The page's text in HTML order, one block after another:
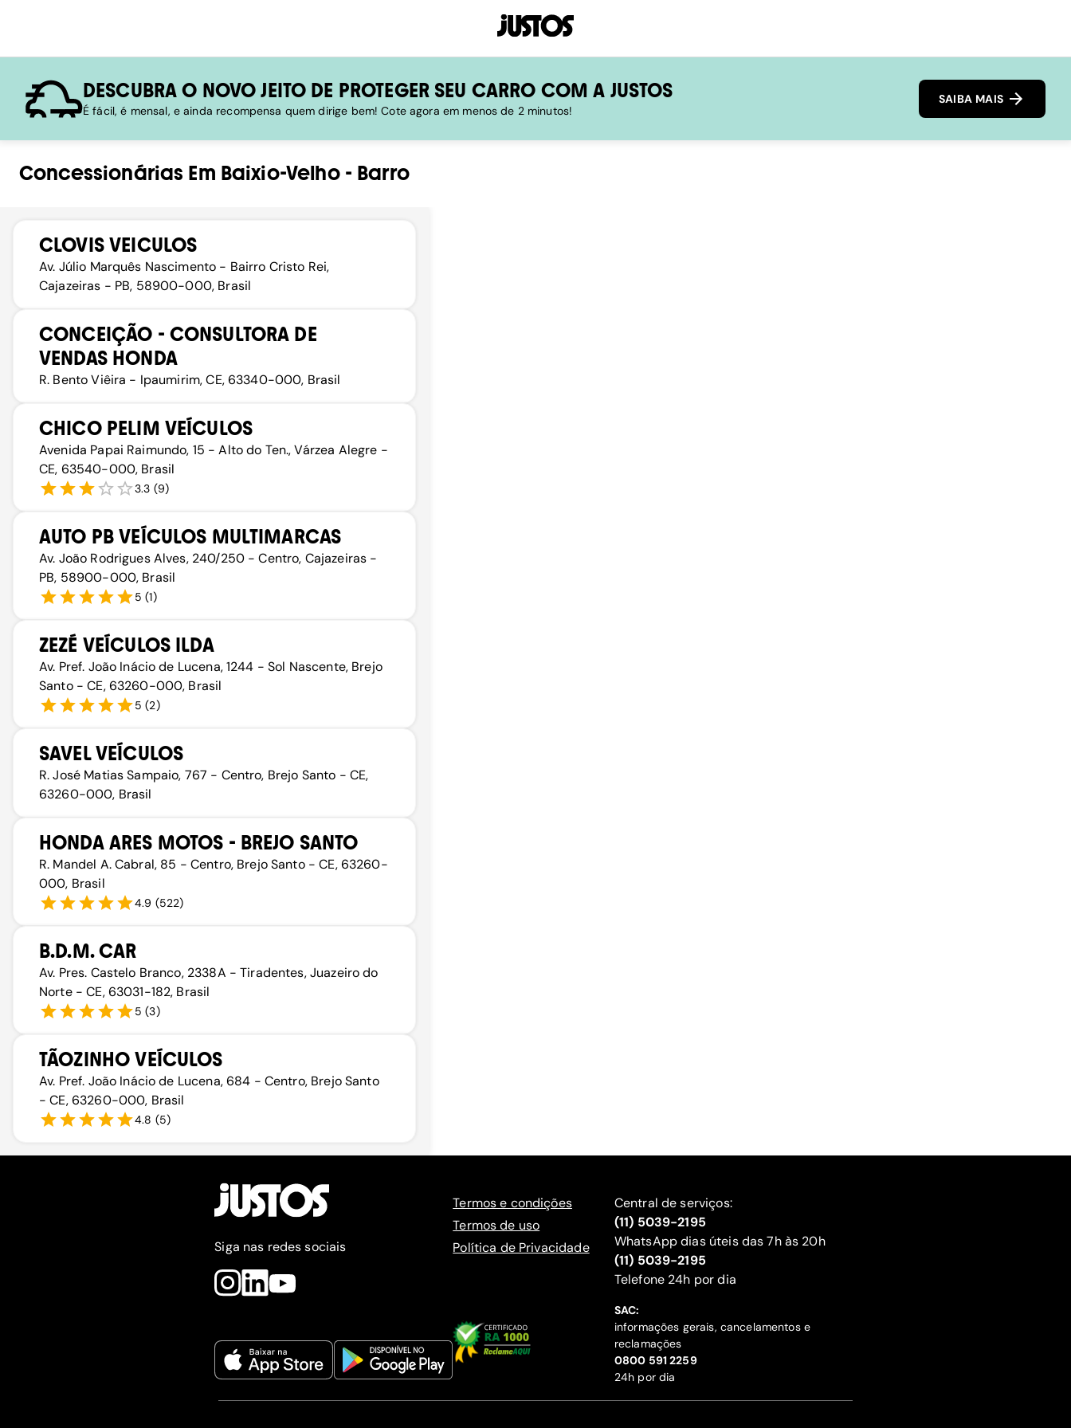
DESCUBRA O NOVO JEITO DE PROTEGER SEU CARRO COM A JUSTOS
É fácil, é mensal, e ainda recompensa quem dirige bem! Cote agora em menos de 2 minutos!
SAIBA MAIS
Concessionárias Em Baixio-Velho- Barro
CLOVIS VEICULOS
Av. Júlio Marquês Nascimento - Bairro Cristo Rei,
Cajazeiras - PB, 58900-000, Brasil
CONCEIÇÃO - CONSULTORA DE
VENDAS HONDA
R. Bento Viêira - Ipaumirim, CE, 63340-000, Brasil
CHICO PELIM VEÍCULOS
Avenida Papai Raimundo, 15 - Alto do Ten., Várzea Alegre -
CE, 63540-000, Brasil
3.3 (9)
AUTO PB VEÍCULOS MULTIMARCAS
Av. João Rodrigues Alves, 240/250 - Centro, Cajazeiras -
PB, 58900-000, Brasil
5 (1)
ZEZÉ VEÍCULOS ILDA
Av. Pref. João Inácio de Lucena, 1244 - Sol Nascente, Brejo
Santo - CE, 63260-000, Brasil
5 (2)
SAVEL VEÍCULOS
R. José Matias Sampaio, 767 - Centro, Brejo Santo - CE,
63260-000, Brasil
HONDA ARES MOTOS - BREJO SANTO
R. Mandel A. Cabral, 85 - Centro, Brejo Santo - CE, 63260-
000, Brasil
4.9 (522)
B.D.M. CAR
Av. Pres. Castelo Branco, 2338A - Tiradentes, Juazeiro do
Norte - CE, 63031-182, Brasil
5 (3)
TÃOZINHO VEÍCULOS
Av. Pref. João Inácio de Lucena, 684 - Centro, Brejo Santo
- CE, 63260-000, Brasil
4.8 (5)
Siga nas redes sociais
Termos e condições
Termos de uso
Política de Privacidade
Central de serviços:
(11) 5039-2195
WhatsApp dias úteis das 7h às 20h
(11) 5039-2195
‍Telefone 24h por dia
SAC:
informações gerais, cancelamentos e
reclamações
‍0800 591 2259
24h por dia